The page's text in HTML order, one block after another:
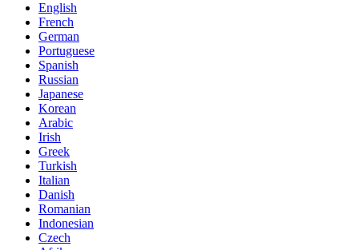
English
French
German
Portuguese
Spanish
Russian
Japanese
Korean
Arabic
Irish
Greek
Turkish
Italian
Danish
Romanian
Indonesian
Czech